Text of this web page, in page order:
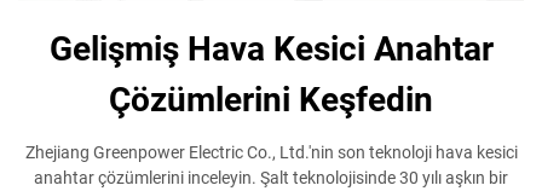
Gelişmiş Hava Kesici Anahtar
Çözümlerini Keşfedin
Zhejiang Greenpower Electric Co., Ltd.'nin son teknoloji hava kesici
anahtar çözümlerini inceleyin. Şalt teknolojisinde 30 yılı aşkın bir